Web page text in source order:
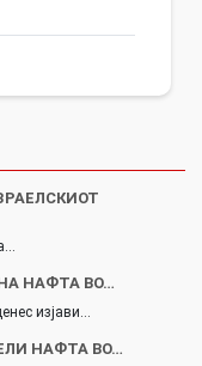
НАФТА ВО…
изјави…
НАФТА ВО…